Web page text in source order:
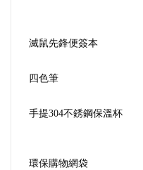
滅鼠先鋒便簽本
四色筆
手提304不銹鋼保溫杯
環保購物網袋